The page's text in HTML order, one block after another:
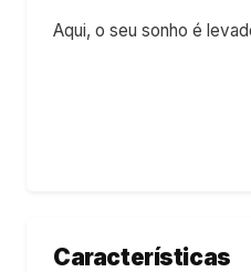
Aqui, o seu sonho é
Características